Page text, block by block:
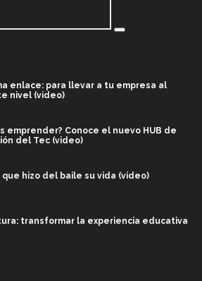
enlace: para llevar a tu empresa al
nivel (video)
emprender? Conoce el nuevo HUB de
del Tec (video)
que hizo del baile su vida (video)
transformar la experiencia educativa